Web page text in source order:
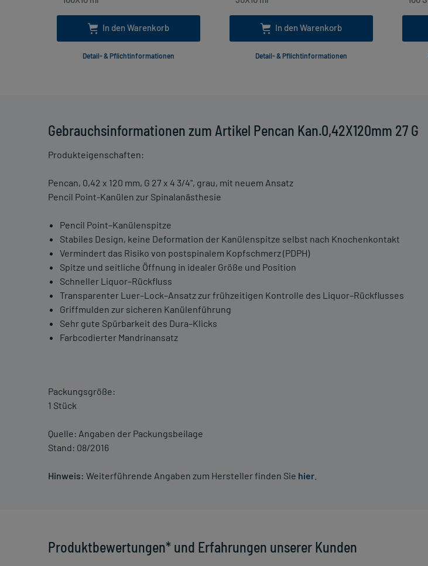
Gebrauchsinformationen zum Artikel Pencan Kan.0,42X120mm 27 G
Produkteigenschaften:
Pencan, 0,42 x 120 mm, G 27 x 4 3/4", grau, mit neuem Ansatz
Pencil Point-Kanülen zur Spinalanästhesie
Pencil Point–Kanülenspitze
Stabiles Design, keine Deformation der Kanülenspitze selbst nach Knochenkontakt
Vermindert das Risiko von postspinalem Kopfschmerz (PDPH)
Spitze und seitliche Öffnung in idealer Größe und Position
Schneller Liquor–Rückfluss
Transparenter Luer–Lock–Ansatz zur frühzeitigen Kontrolle des Liquor–Rückflusses
Griffmulden zur sicheren Kanülenführung
Sehr gute Spürbarkeit des Dura–Klicks
Farbcodierter Mandrinansatz
Packungsgröße:
1 Stück
Quelle: Angaben der Packungsbeilage
Stand: 08/2016
Hinweis: Weiterführende Angaben zum Hersteller finden Sie hier
Produktbewertungen* und Erfahrungen unserer Kunden
In den Warenkorb
Detail- & Pflichtinformationen
In den Warenkorb
Detail- & Pflichtinformationen